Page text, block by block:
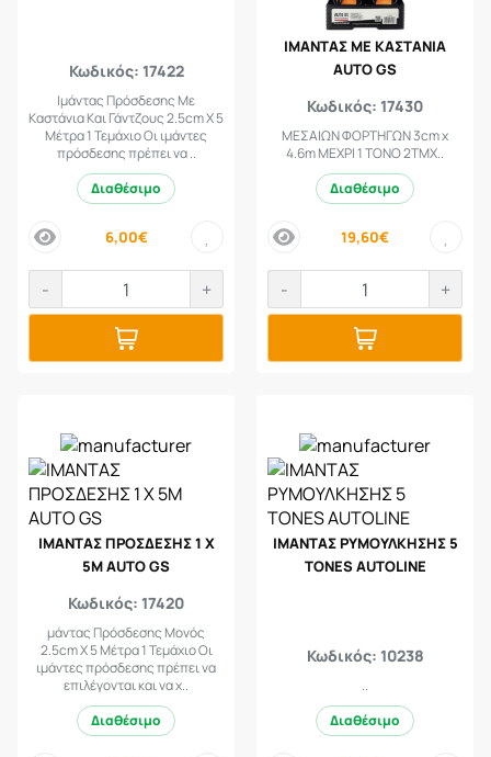
Κωδικός: 17422
Ιμάντας Πρόσδεσης Με
Καστάνια Και Γάντζους 2.5cm X 5
Μέτρα 1 Τεμάχιο Οι ιμάντες
πρόσδεσης πρέπει να ..
Διαθέσιμο
price 6,00€
- +
ΙΜΑΝΤΑΣ ΜΕ ΚΑΣΤΑΝΙΑ
AUTO GS
Κωδικός: 17430
ΜΕΣΑΙΩΝ ΦΟΡΤΗΓΩΝ 3cm x
4.6m ΜΕΧΡΙ 1 ΤΟΝΟ 2ΤΜΧ..
Διαθέσιμο
price 19,60€
- +
ΙΜΑΝΤΑΣ ΠΡΟΣΔΕΣΗΣ 1 Χ
5Μ AUTO GS
Κωδικός: 17420
μάντας Πρόσδεσης Μονός
2.5cm X 5 Μέτρα 1 Τεμάχιο Οι
ιμάντες πρόσδεσης πρέπει να
επιλέγονται και να χ..
Διαθέσιμο
ΙΜΑΝΤΑΣ ΡΥΜΟΥΛΚΗΣΗΣ 5
TONES AUTOLINE
Κωδικός: 10238
..
Διαθέσιμο